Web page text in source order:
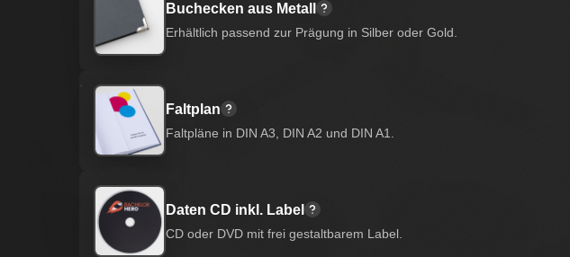
Buchecken aus Metall
Erhältlich passend zur Prägung in Silber oder Gold.
Faltplan
Faltpläne in DIN A3, DIN A2 und DIN A1.
Daten CD inkl. Label
CD oder DVD mit frei gestaltbarem Label.